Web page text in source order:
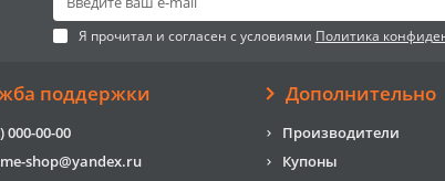
Я прочитал и согласен с условиями Политика
поддержки
000-00-00
shop@yandex.ru
Дополнительно
Производители
Купоны